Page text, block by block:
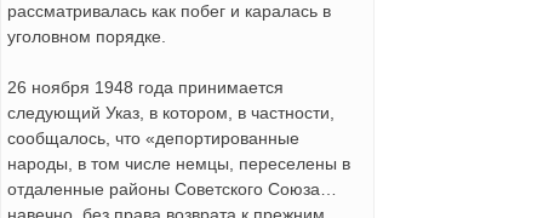
рассматривалась как побег и каралась в
уголовном порядке.
26 ноября 1948 года принимается
следующий Указ, в котором, в частности,
сообщалось, что «депортированные
народы, в том числе немцы, переселены в
отдаленные районы Советского Союза…